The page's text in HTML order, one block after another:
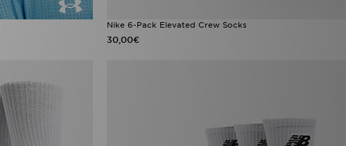
Nike 6-Pack Elevated Crew Socks
30,00€